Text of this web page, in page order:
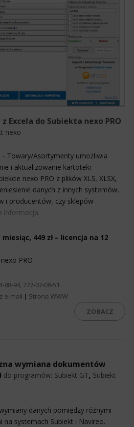
Excela do Subiekta nexo PRO
nexo
- Towary/Asortymenty umożliwia
i aktualizowanie kartoteki
nexo PRO z plików XLS, XLSX,
danych z innych systemów,
i producentów, czy sklepów
informacja.
miesiąc, 449 zł – licencja na 12
PRO
88-94, 777-07-08-51
e-mail | Strona WWW
ZOBACZ
wymiana dokumentów
do programów: Subiekt GT, Subiekt
danych pomiędzy różnymi
systemach Subiekt i Navireo.